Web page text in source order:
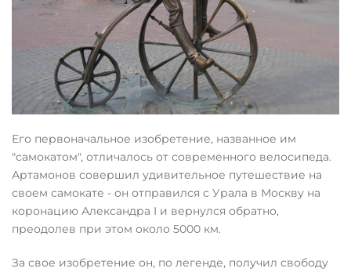
Его первоначальное изобретение, названное им
"самокатом", отличалось от современного велосипеда.
Артамонов совершил удивительное путешествие на
своем самокате - он отправился с Урала в Москву на
коронацию Александра I и вернулся обратно,
преодолев при этом около 5000 км.
За свое изобретение он, по легенде, получил свободу